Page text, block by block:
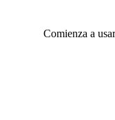
Comienza a